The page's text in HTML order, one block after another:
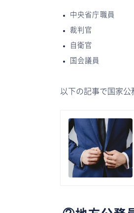
中央省庁職員
裁判官
自衛官
国会議員
以下の記事で国家公